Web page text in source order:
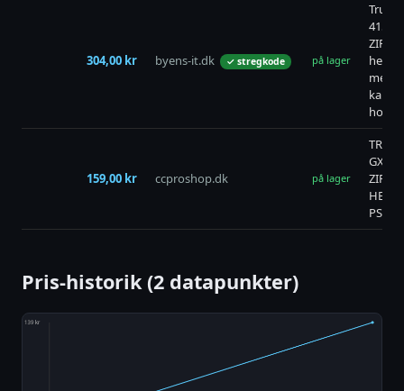
304,00 kr byens-it.dk ✓ stregkode på lager
Trust
415PS
ZIROX
med
kabel,
159,00 kr ccproshop.dk på lager
TRUST
ZIROX
PS5
Pris-historik (2 datapunkter)